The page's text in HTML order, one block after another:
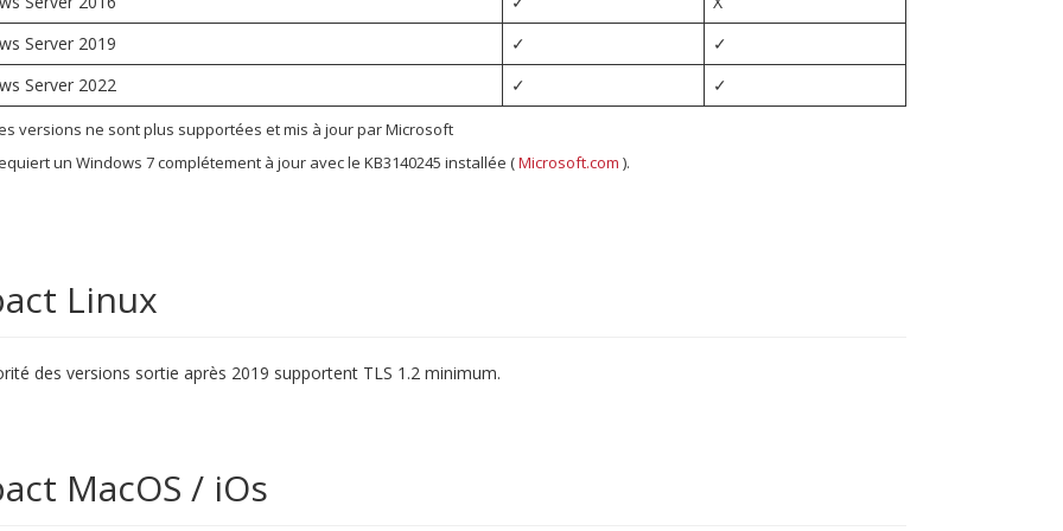
Server 2019
✓
✓
Server 2022
✓ ✓
versions ne sont plus supportées et mis à jour par Microsoft
un Windows 7 complétement à jour avec le KB3140245 installée (Microsoft.com ).
Linux
des versions sortie après 2019 supportent TLS 1.2 minimum.
MacOS / iOs